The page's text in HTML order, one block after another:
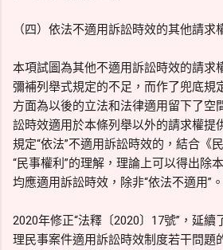
（四）依法不適用訴訟時效的其他請求
本項試圖為其他不適用訴訟時效的請求
彌補列舉式規定的不足，而作了兜底規
方面為以後的立法和法律適用留下了空
訟時效適用於本條列舉以外的請求權提
規定“依法”不適用訴訟時效的，結合《
“民事權利”的理解，理論上可以得出除
均應適用訴訟時效，除非“依法不適用”。
2020年修正“法釋〔2020〕17號”，延
理民事案件適用訴訟時效制度若干問題